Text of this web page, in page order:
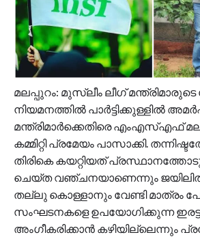
മലപ്പുറം: മുസ്ലീം ലീഗ്
നിയമനത്തിൽ പാര്‍ട്ടിക്കുള്ളിൽ
മന്ത്രിമാർക്കെതിരെ എംഎസ്എഫ്
കമ്മിറ്റി പ്രമേയം പാസാക്കി.
തിരികെ കയറ്റിയത്
ചെയ്ത വഞ്ചനയാണെന്നും
തല്ലു കൊള്ളാനും വേണ്ടി മാത്രം
സംഘടനകളെ ഉപയോഗിക്കുന്ന
അംഗീകരിക്കാൻ കഴിയില്ലെന്നും